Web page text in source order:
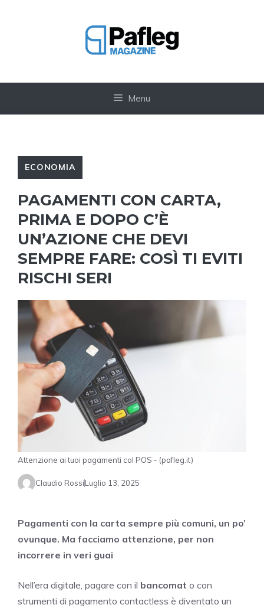
Menu
ECONOMIA
PAGAMENTI CON CARTA,
PRIMA E DOPO C’È
UN’AZIONE CHE DEVI
SEMPRE FARE: COSÌ TI EVITI
RISCHI SERI
Attenzione ai tuoi pagamenti col POS - (pafleg.it)
Claudio RossiLuglio 13, 2025
Pagamenti con la carta sempre più comuni, un po’
ovunque. Ma facciamo attenzione, per non
incorrere in veri guai
Nell’era digitale, pagare con il bancomat o con
strumenti di pagamento contactless è diventato un